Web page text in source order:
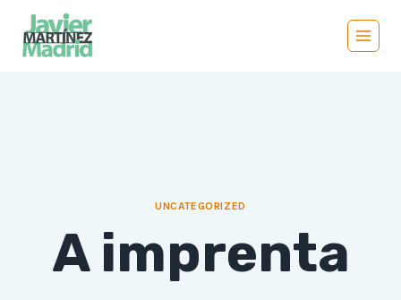
Saltar
UNCATEGORIZED
A imprenta